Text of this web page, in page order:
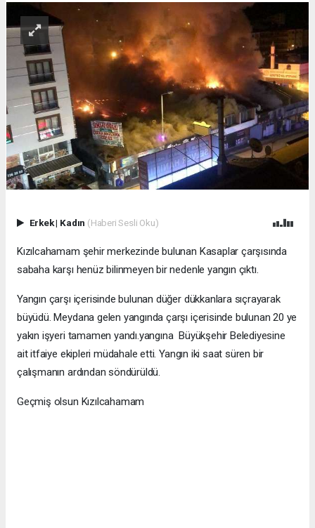
Erkek| Kadın (Haberi Sesli Oku)
Kızılcahamam şehir merkezinde bulunan Kasaplar çarşısında
sabaha karşı henüz bilinmeyen bir nedenle yangın çıktı.
Yangın çarşı içerisinde bulunan düğer dükkanlara sıçrayarak
büyüdü. Meydana gelen yangında çarşı içerisinde bulunan 20 ye
yakın işyeri tamamen yandı.yangına Büyükşehir Belediyesine
ait itfaiye ekipleri müdahale etti. Yangın iki saat süren bir
çalışmanın ardından söndürüldü.
Geçmiş olsun Kızılcahamam